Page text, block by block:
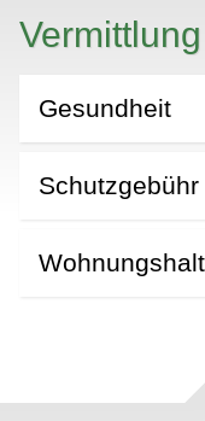
Vermittlung
Gesundheit